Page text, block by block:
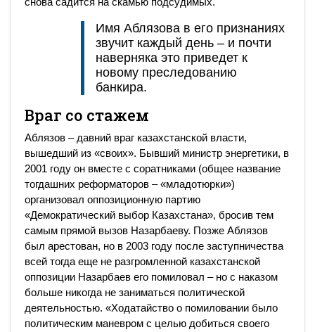
Имя Аблязова в его признаниях
звучит каждый день – и почти
наверняка это приведет к
новому преследованию
банкира.
Враг со стажем
Аблязов – давний враг казахстанской власти,
вышедший из «своих». Бывший министр энергетики, в
2001 году он вместе с соратниками (общее название
тогдашних реформаторов – «младотюрки»)
организовал оппозиционную партию
«Демократический выбор Казахстана», бросив тем
самым прямой вызов Назарбаеву. Позже Аблязов
был арестован, но в 2003 году после заступничества
всей тогда еще не разгромленной казахстанской
оппозиции Назарбаев его помиловал – но с наказом
больше никогда не заниматься политической
деятельностью. «Ходатайство о помиловании было
политическим маневром с целью добиться своего